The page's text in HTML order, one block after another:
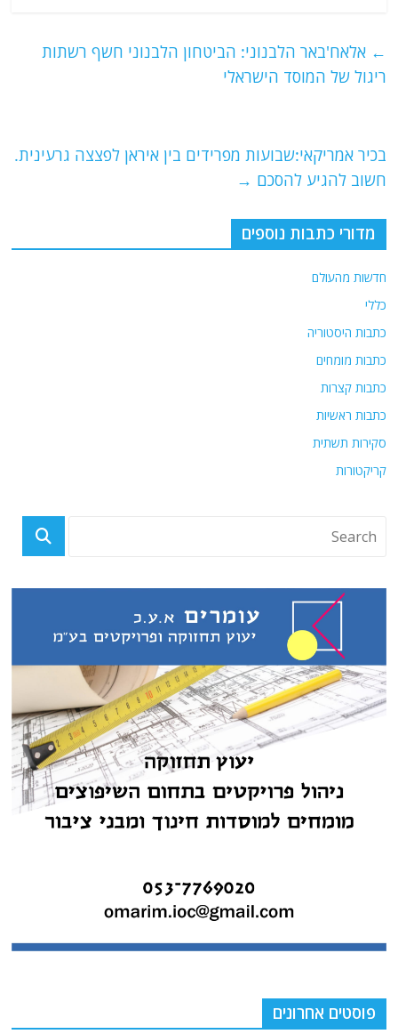
s
A
g
ra
l
er
e
k
← אלאח'באר הלבנוני: הביטחון הלבנוני חשף רשתות
ריגול של המוסד הישראלי
בכיר אמריקאי:שבועות מפרידים בין איראן לפצצה גרעינית.
חשוב להגיע להסכם →
מדורי כתבות נוספים
חדשות מהעולם
כללי
כתבות היסטוריה
כתבות מומחים
כתבות קצרות
כתבות ראשיות
סקירות תשתית
קריקטורות
פוסטים אחרונים